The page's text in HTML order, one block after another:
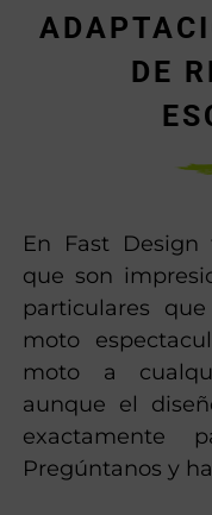
DE
En Fast Design
que son
particulares
moto
moto a
aunque el
Pregúntanos y